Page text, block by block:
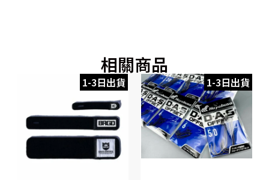
相關商品
1-3日出貨 1-3日出貨